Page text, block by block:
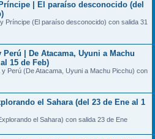
| El paraíso desconocido (del
Príncipe (El paraíso desconocido) con salida 31
| De Atacama, Uyuni a Machu
15 de Feb)
y Perú (De Atacama, Uyuni a Machu Picchu) con
el Sahara (del 23 de Ene al 1
el Sahara) con salida 23 de Ene